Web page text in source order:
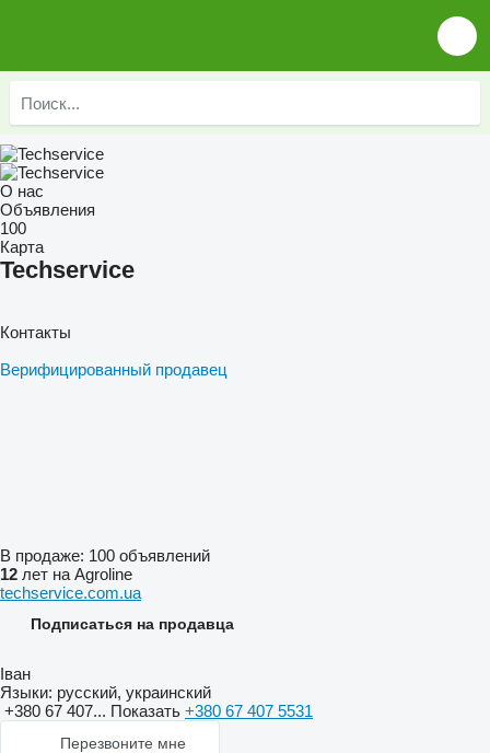
О нас
Объявления
100
Карта
Techservice
Контакты
Верифицированный продавец
В продаже: 100 объявлений
12 лет на Agroline
techservice.com.ua
Подписаться на продавца
Іван
Языки: русский, украинский
+380 67 407... Показать +380 67 407 5531
Перезвоните мне